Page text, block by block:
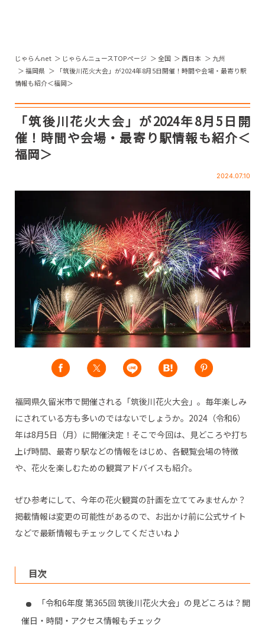
じゃらんnet じゃらんニュースTOPページ 全国 西日本
九州
福岡県
「筑後川花火大会」が2024年8月5日開催！時間や会場・最寄り駅
情報も紹介＜福岡＞
2024.07.10
「筑後川花火大会」が2024年8月5日開
催！時間や会場・最寄り駅情報も紹介＜
福岡＞
福岡県久留米市で開催される「筑後川花火大会」。毎年楽しみ
にされている方も多いのではないでしょうか。2024（令和6）
年は8月5日（月）に開催決定！そこで今回は、見どころや打ち
上げ時間、最寄り駅などの情報をはじめ、各観覧会場の特徴
や、花火を楽しむための観賞アドバイスも紹介。
ぜひ参考にして、今年の花火観賞の計画を立ててみませんか？
掲載情報は変更の可能性があるので、お出かけ前に公式サイト
などで最新情報もチェックしてくださいね♪
目次
「令和6年度 第365回 筑後川花火大会」の見どころは？開
催日・時間・アクセス情報もチェック